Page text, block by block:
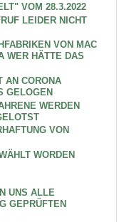
VOM 28.3.2022
LEIDER NICHT
VON MAC
WER HÄTTE DAS
AN CORONA
GELOGEN
WERDEN
VON
WORDEN
UNS ALLE
GEPRÜFTEN